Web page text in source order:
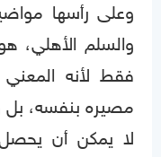
وعلى رأسها
والسلم
فقط لأنه المعني
مصيره بنفسه، بل
لا يمكن أن يحصل